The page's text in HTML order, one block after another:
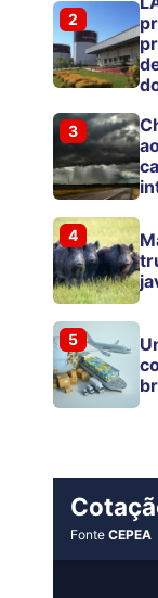
2
3
4
5
FonteCEPEA